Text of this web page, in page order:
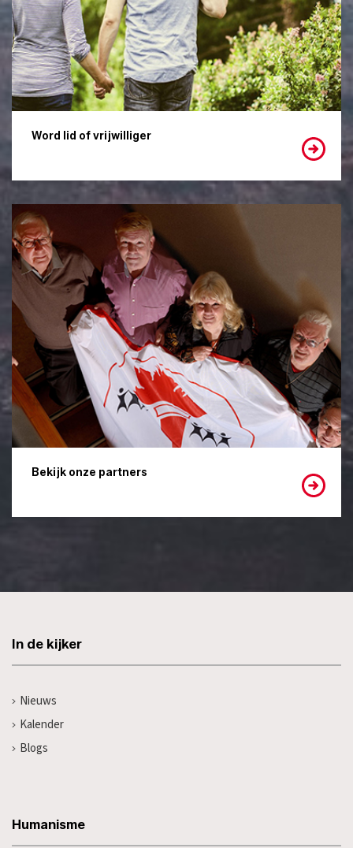
Word lid of vrijwilliger
Bekijk onze partners
In de kijker
Nieuws
Kalender
Blogs
Humanisme